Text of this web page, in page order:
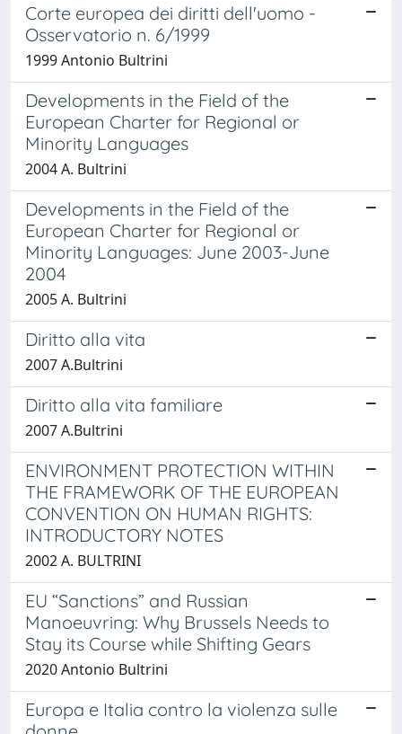
Corte europea dei diritti dell'uomo -
Osservatorio n. 6/1999
1999 Antonio Bultrini
Developments in the Field of the
European Charter for Regional or
Minority Languages
2004 A. Bultrini
Developments in the Field of the
European Charter for Regional or
Minority Languages: June 2003-June
2004
2005 A. Bultrini
Diritto alla vita
2007 A.Bultrini
Diritto alla vita familiare
2007 A.Bultrini
ENVIRONMENT PROTECTION WITHIN
THE FRAMEWORK OF THE EUROPEAN
CONVENTION ON HUMAN RIGHTS:
INTRODUCTORY NOTES
2002 A. BULTRINI
EU “Sanctions” and Russian
Manoeuvring: Why Brussels Needs to
Stay its Course while Shifting Gears
2020 Antonio Bultrini
Europa e Italia contro la violenza sulle